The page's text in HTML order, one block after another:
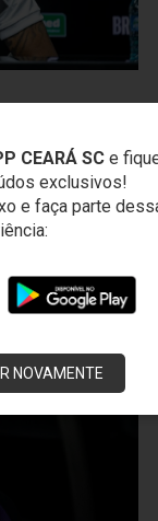
CEARÁ SC e
exclusivos!
e faça parte
NOVAMENTE
para
de Daniel